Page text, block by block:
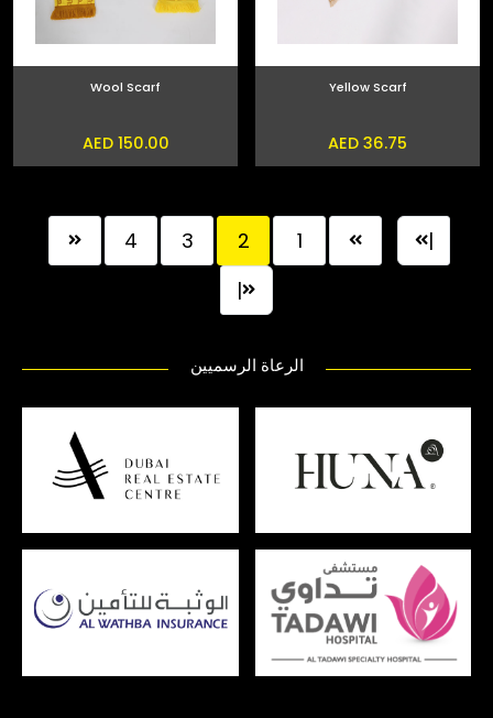
Yellow Scarf
AED 36.75
Wool Scarf
AED 150.00
|
1
2
3
4
|
الرعاة الرسميين